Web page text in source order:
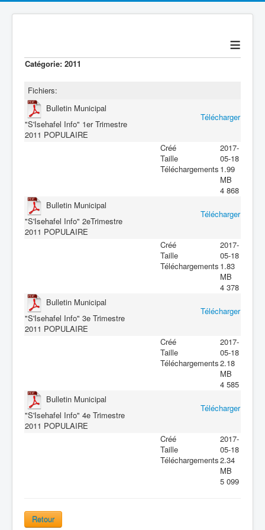
≡
Catégorie: 2011
Fichiers:
Bulletin Municipal
"S'Isehafel Info" 1er Trimestre
2011 POPULAIRE
Télécharger
Créé
Taille
Téléchargements
2017-
05-18
1.99
MB
4 868
Bulletin Municipal
"S'Isehafel Info" 2eTrimestre
2011 POPULAIRE
Télécharger
Créé
Taille
Téléchargements
2017-
05-18
1.83
MB
4 378
Bulletin Municipal
"S'Isehafel Info" 3e Trimestre
2011 POPULAIRE
Télécharger
Créé
Taille
Téléchargements
2017-
05-18
2.18
MB
4 585
Bulletin Municipal
"S'Isehafel Info" 4e Trimestre
2011 POPULAIRE
Télécharger
Créé
Taille
Téléchargements
2017-
05-18
2.34
MB
5 099
Retour